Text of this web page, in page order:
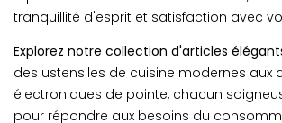
tranquillité d'esprit et satisfaction avec
Explorez notre collection d'articles
des ustensiles de cuisine modernes aux
électroniques de pointe, chacun
pour répondre aux besoins du